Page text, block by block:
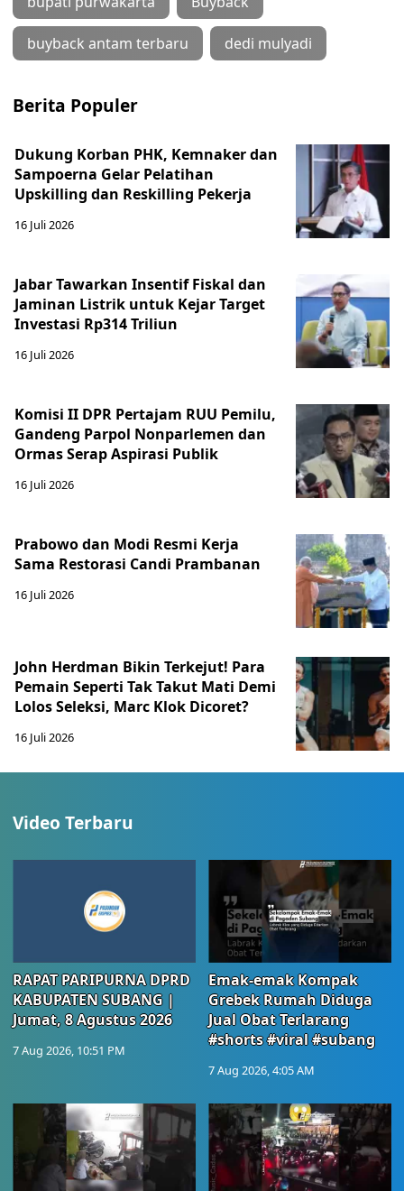
buyback antam terbaru dedi mulyadi
Berita Populer
Dukung Korban PHK, Kemnaker dan
Sampoerna Gelar Pelatihan
Upskilling dan Reskilling Pekerja
16 Juli 2026
Jabar Tawarkan Insentif Fiskal dan
Jaminan Listrik untuk Kejar Target
Investasi Rp314 Triliun
16 Juli 2026
Komisi II DPR Pertajam RUU Pemilu,
Gandeng Parpol Nonparlemen dan
Ormas Serap Aspirasi Publik
16 Juli 2026
Prabowo dan Modi Resmi Kerja
Sama Restorasi Candi Prambanan
16 Juli 2026
John Herdman Bikin Terkejut! Para
Pemain Seperti Tak Takut Mati Demi
Lolos Seleksi, Marc Klok Dicoret?
16 Juli 2026
Video Terbaru
RAPAT PARIPURNA DPRD
KABUPATEN SUBANG |
Jumat, 8 Agustus 2026
7 Aug 2026, 10:51 PM
Emak-emak Kompak
Grebek Rumah Diduga
Jual Obat Terlarang
#shorts #viral #subang
7 Aug 2026, 4:05 AM